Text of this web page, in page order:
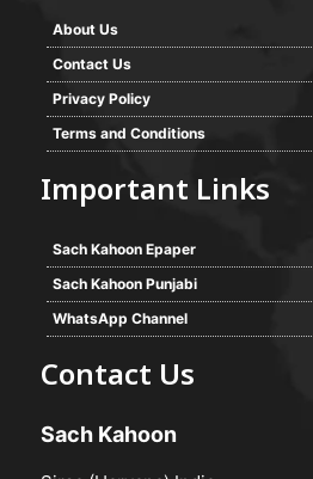
About Us
Contact Us
Privacy Policy
Terms and Conditions
Important Links
Sach Kahoon Epaper
Sach Kahoon Punjabi
WhatsApp Channel
Contact Us
Sach Kahoon